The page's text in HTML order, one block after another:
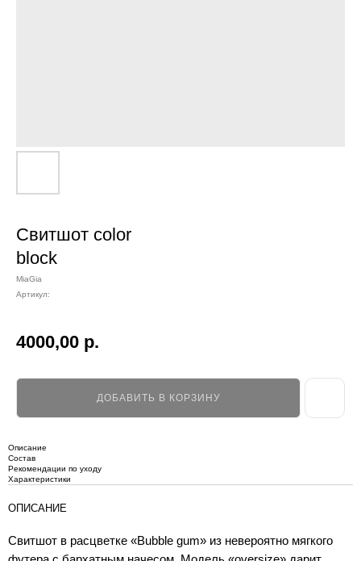
Свитшот color
block
MiaGia
Артикул:
4000,00 р.
ДОБАВИТЬ В КОРЗИНУ
Описание
Состав
Рекомендации по уходу
Характеристики
ОПИСАНИЕ
Свитшот в расцветке «Bubble gum» из невероятно мягкого